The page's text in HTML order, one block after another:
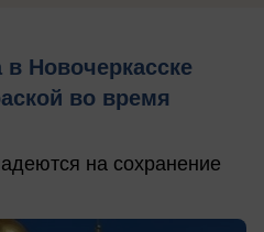
Новочеркасске
во время
на сохранение